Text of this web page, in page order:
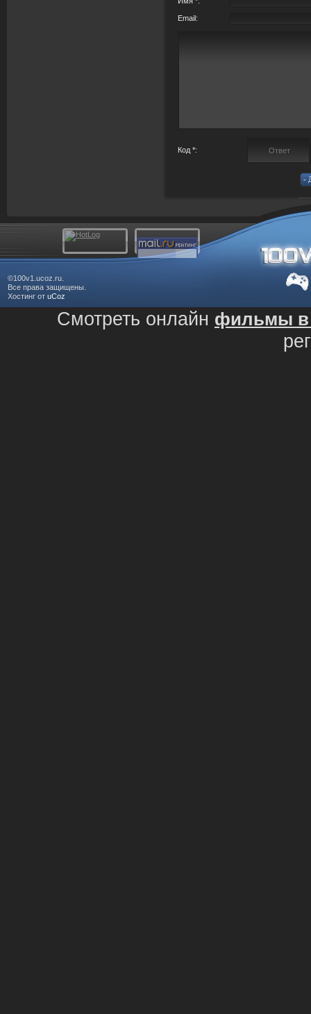
Email:
Код *:
©100v1.ucoz.ru.
Все права защищены.
Хостинг от uCoz
Смотреть онлайн фильмы в